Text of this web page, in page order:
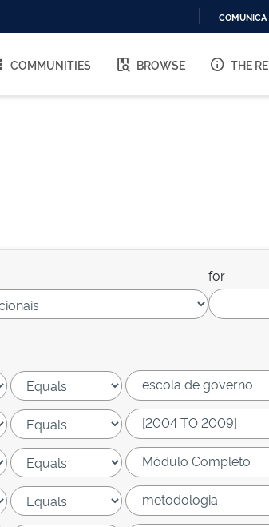
O
COMUNICA
COMMUNITIES BROWSE THE
for